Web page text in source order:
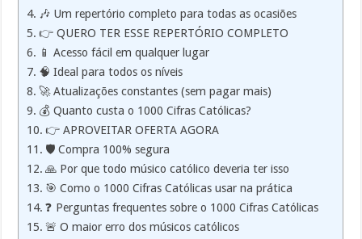
🎶 Um repertório completo para todas as ocasiões
👉 QUERO TER ESSE REPERTÓRIO COMPLETO
📱 Acesso fácil em qualquer lugar
🧠 Ideal para todos os níveis
🚀 Atualizações constantes (sem pagar mais)
💰 Quanto custa o 1000 Cifras Católicas?
👉 APROVEITAR OFERTA AGORA
🛡️ Compra 100% segura
🙏 Por que todo músico católico deveria ter isso
🎯 Como o 1000 Cifras Católicas usar na prática
❓ Perguntas frequentes sobre o 1000 Cifras Católicas
🚨 O maior erro dos músicos católicos